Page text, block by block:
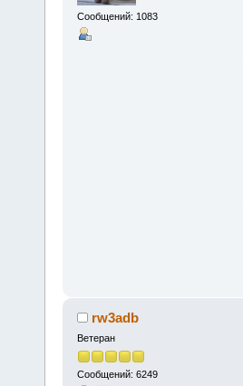
Сообщений: 1083
rw3adb
Ветеран
Сообщений: 6249